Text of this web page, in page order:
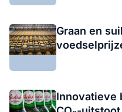
Graan en
Innovatieve